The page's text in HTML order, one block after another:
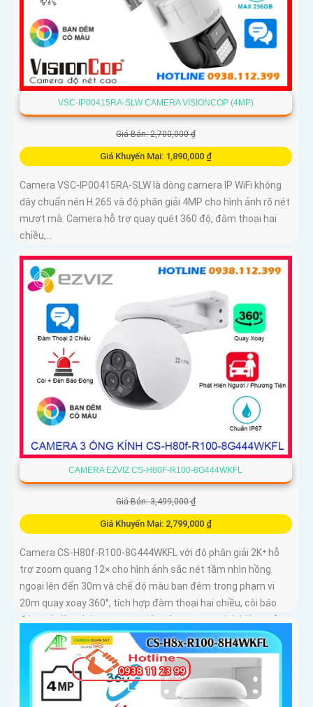
VSC-IP00415RA-SLW CAMERA VISIONCOP (4MP)
Giá Bán: 2,700,000 ₫
Giá Khuyến Mại: 1,890,000 ₫
Camera VSC-IP00415RA-SLW là dòng camera IP WiFi không
dây chuẩn nén H.265 và độ phân giải 4MP cho hình ảnh rõ nét
mượt mà. Camera hỗ trợ quay quét 360 độ, đàm thoại hai
chiều,...
CAMERA EZVIZ CS-H80F-R100-8G444WKFL
Giá Bán: 3,499,000 ₫
Giá Khuyến Mại: 2,799,000 ₫
Camera CS-H80f-R100-8G444WKFL với độ phân giải 2K⁺ hỗ
trợ zoom quang 12× cho hình ảnh sắc nét tầm nhìn hồng
ngoại lên đến 30m và chế độ màu ban đêm trong phạm vi
20m quay xoay 360°, tích hợp đàm thoại hai chiều, còi báo
động và đèn chớp, camera giúp nâng cao an ninh hiệu quả.
Đạt chuẩn IP67 có khả năng chống bụi, nước, đảm bảo hoạt
động ổn định trong mọi điều kiện thời tiết